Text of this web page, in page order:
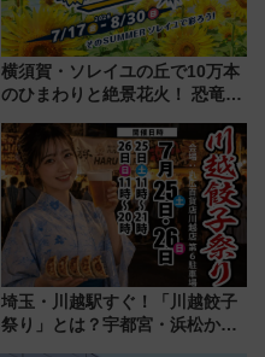
横須賀・ソレイユの丘で10万本
のひまわりと絶景花火！ 恐竜や
帰りお出かけ最新情報（2026年
7月17日～開催）
埼玉・川越駅すぐ！「川越餃子
祭り」とは？宇都宮・浜松から